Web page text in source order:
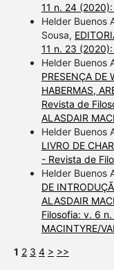
11 n. 24 (2020):
Helder Buenos
Sousa,
11 n. 23 (2020):
Helder Buenos
PRESENÇA DE
HABERMAS,
Revista de
ALASDAIR
Helder Buenos
LIVRO DE
- Revista de
Helder Buenos
DE
ALASDAIR
Filosofia: v. 6 n.
MACINTYRE/
1 2 3 4 > >>